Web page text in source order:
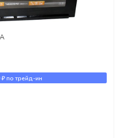
₽по трейд-ин